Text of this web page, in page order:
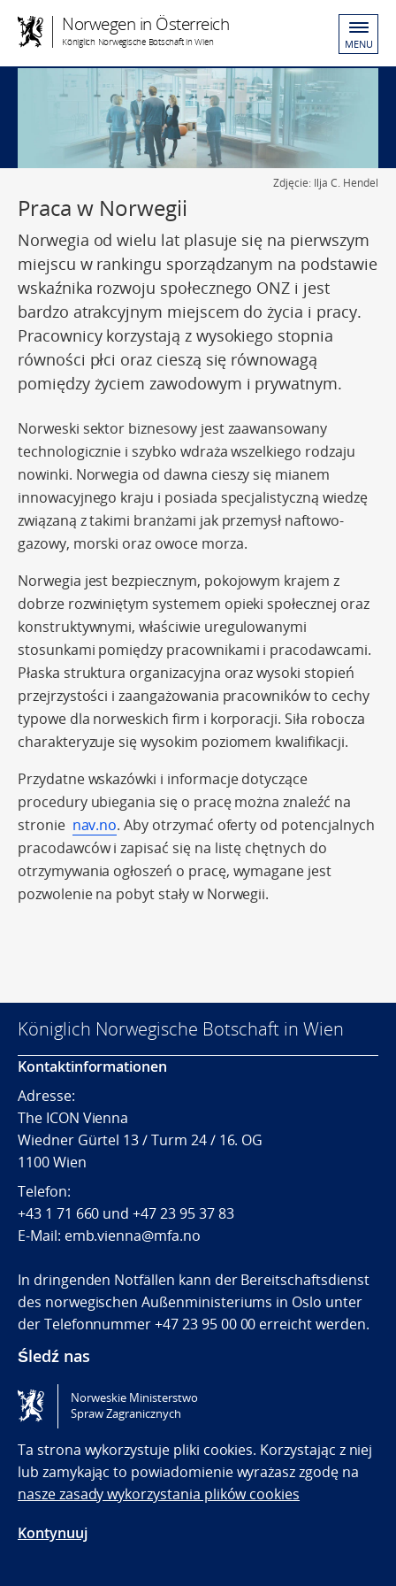
Norwegen in Österreich
Königlich Norwegische Botschaft in Wien MENU
Zdjęcie: Ilja C. Hendel
Praca w Norwegii
Norwegia od wielu lat plasuje się na pierwszym
miejscu w rankingu sporządzanym na podstawie
wskaźnika rozwoju społecznego ONZ i jest
bardzo atrakcyjnym miejscem do życia i pracy.
Pracownicy korzystają z wysokiego stopnia
równości płci oraz cieszą się równowagą
pomiędzy życiem zawodowym i prywatnym.
Norweski sektor biznesowy jest zaawansowany
technologicznie i szybko wdraża wszelkiego rodzaju
nowinki. Norwegia od dawna cieszy się mianem
innowacyjnego kraju i posiada specjalistyczną wiedzę
związaną z takimi branżami jak przemysł naftowo-
gazowy, morski oraz owoce morza.
Norwegia jest bezpiecznym, pokojowym krajem z
dobrze rozwiniętym systemem opieki społecznej oraz
konstruktywnymi, właściwie uregulowanymi
stosunkami pomiędzy pracownikami i pracodawcami.
Płaska struktura organizacyjna oraz wysoki stopień
przejrzystości i zaangażowania pracowników to cechy
typowe dla norweskich firm i korporacji. Siła robocza
charakteryzuje się wysokim poziomem kwalifikacji.
Przydatne wskazówki i informacje dotyczące
procedury ubiegania się o pracę można znaleźć na
stronie nav.no. Aby otrzymać oferty od potencjalnych
pracodawców i zapisać się na listę chętnych do
otrzymywania ogłoszeń o pracę, wymagane jest
pozwolenie na pobyt stały w Norwegii.
Königlich Norwegische Botschaft in Wien
Kontaktinformationen
Adresse:
The ICON Vienna
Wiedner Gürtel 13 / Turm 24 / 16. OG
1100 Wien
Telefon:
+43 1 71 660 und+47 23 95 37 83
E-Mail: emb.vienna@mfa.no
In dringenden Notfällen kann der Bereitschaftsdienst
des norwegischen Außenministeriums in Oslo unter
der Telefonnummer +47 23 95 00 00 erreicht werden.
Śledź nas
Tilgjengelighetserklæring / Accessibility statement
(NO)
Norweskie Ministerstwo
Spraw Zagranicznych
Ta strona wykorzystuje pliki cookies. Korzystając z niej
lub zamykając to powiadomienie wyrażasz zgodę na
nasze zasady wykorzystania plików cookies
Kontynuuj